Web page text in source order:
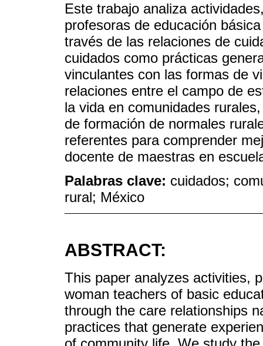
Este trabajo analiza
profesoras de educación
través de las relaciones de
cuidados como prácticas
vinculantes con las formas de
relaciones entre el campo de
la vida en comunidades
de formación de normales
referentes para comprender
docente de maestras en
Palabras clave: cuidados;
rural; México
ABSTRACT:
This paper analyzes activities,
woman teachers of basic
through the care relationships
practices that generate